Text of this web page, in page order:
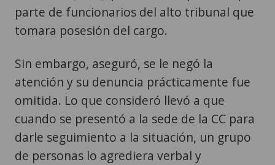
parte de funcionarios del alto tribunal que
tomara posesión del cargo.
Sin embargo, aseguró, se le negó la
atención y su denuncia prácticamente fue
omitida. Lo que consideró llevó a que
cuando se presentó a la sede de la CC para
darle seguimiento a la situación, un grupo
de personas lo agrediera verbal y